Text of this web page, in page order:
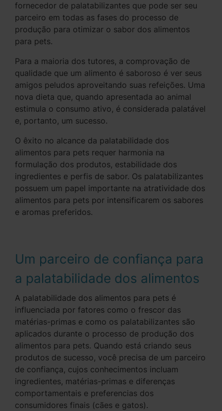
fornecedor de palatabilizantes que pode ser seu
parceiro em todas as fases do processo de
produção para otimizar o sabor dos alimentos
para pets.
Para a maioria dos tutores, a comprovação de
qualidade que um alimento é saboroso é ver seus
amigos peludos aproveitando suas refeições. Uma
nova dieta que, quando apresentada ao animal
estimula o consumo ativo, é considerada palatável
e, portanto, um sucesso.
O êxito no alcance da palatabilidade dos
alimentos para pets requer harmonia na
formulação dos produtos, estabilidade dos
ingredientes e perfis de sabor. Os palatabilizantes
possuem um papel importante na atratividade dos
alimentos para pets por intensificarem os sabores
e aromas preferidos.
Um parceiro de confiança para
a palatabilidade dos alimentos
A palatabilidade dos alimentos para pets é
influenciada por fatores como o frescor das
matérias-primas e como os palatabilizantes são
aplicados durante o processo de produção dos
alimentos para pets. Quando está criando seus
produtos de sucesso, você precisa de um parceiro
de confiança, cujos conhecimentos incluam
ingredientes, matérias-primas e diferenças
comportamentais e preferencias dos
consumidores finais (cães e gatos).